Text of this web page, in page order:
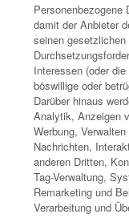
Personenbezogene
damit der Anbieter
seinen
Interessen (oder
böswillige oder
Darüber hinaus
Analytik, Anzeigen
Werbung,
Nachrichten,
anderen Dritten,
Tag-Verwaltung,
Remarketing und
Verarbeitung und